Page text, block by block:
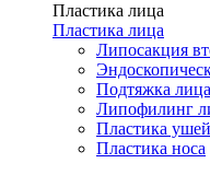
Пластика лица
Пластика лица
Липосакция
Подтяжка
Липофилинг
Пластика ушей
Пластика носа